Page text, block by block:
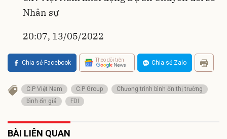
Nhân sự
20:07, 13/05/2022
Chia sẻ Facebook Theo dõi trên Chia sẻ Zalo
C.P Việt Nam C.P Group
Chương trình bình ổn thị trường
bình ổn giá
FDI
BÀI LIÊN QUAN